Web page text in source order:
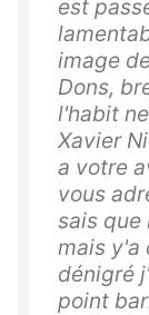
est
image
Dons,
l'habit
Xavier
a votre
vous
sais que
mais y'a
dénigré
point